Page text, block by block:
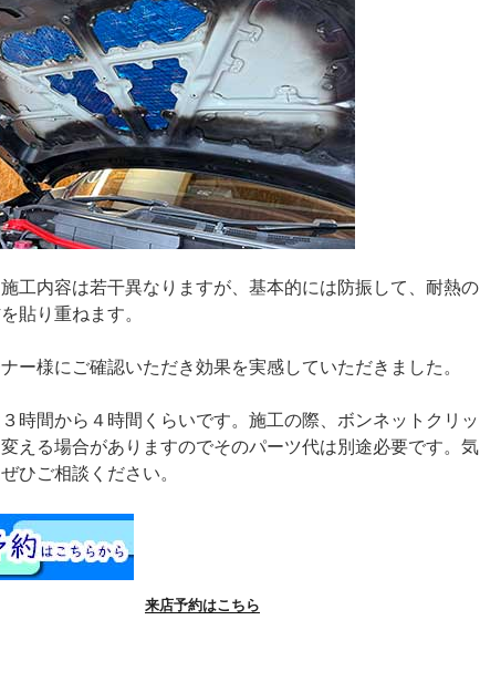
工内容は若干異なりますが、基本的には防振して、耐熱の
貼り重ねます。
ー様にご確認いただき効果を実感していただきました。
時間から４時間くらいです。施工の際、ボンネットクリッ
える場合がありますのでそのパーツ代は別途必要です。気
ひご相談ください。
来店予約はこちら